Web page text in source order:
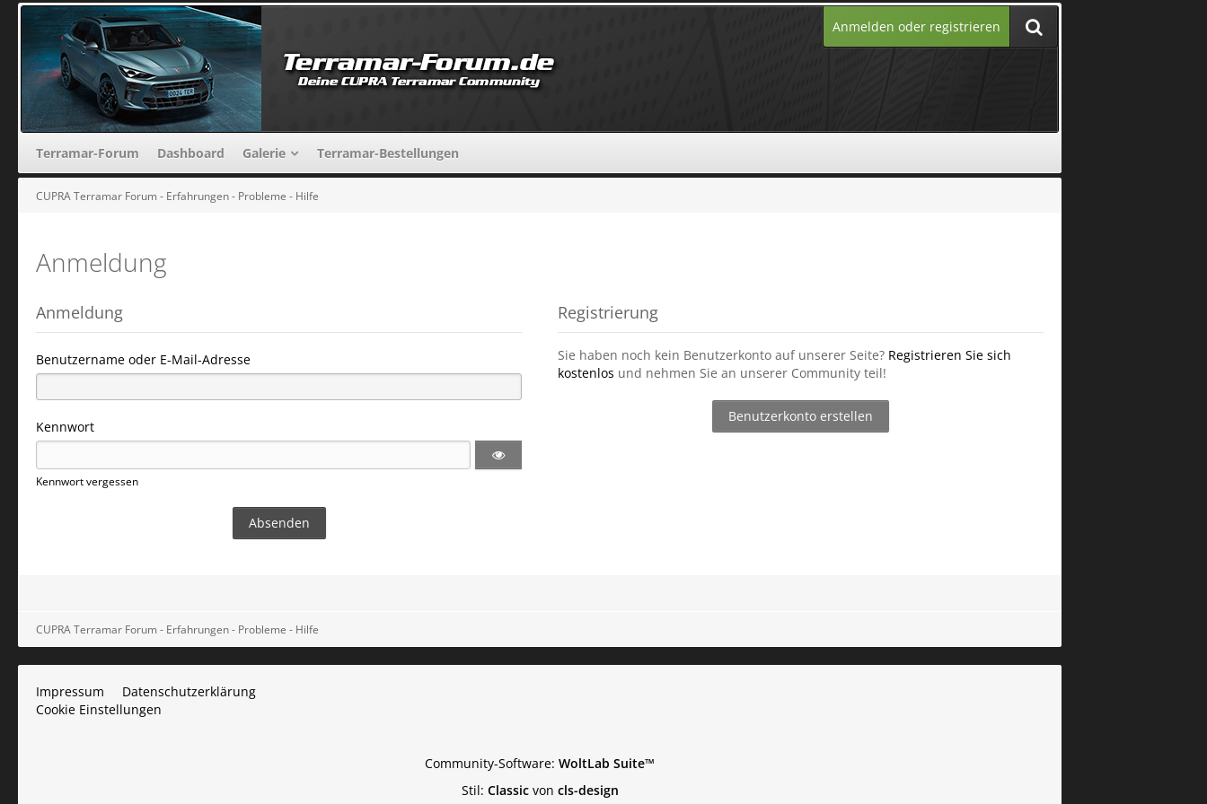
Anmelden oder registrieren
Terramar-Forum Dashboard Galerie Terramar-Bestellungen
CUPRA Terramar Forum - Erfahrungen - Probleme - Hilfe
Anmeldung
Anmeldung
Benutzername oder E-Mail-Adresse
Kennwort
Kennwort vergessen
Registrierung
Sie haben noch kein Benutzerkonto auf unserer Seite? Registrieren Sie sich
kostenlos und nehmen Sie an unserer Community teil!
Benutzerkonto erstellen
CUPRA Terramar Forum - Erfahrungen - Probleme - Hilfe
Impressum
Datenschutzerklärung
Cookie Einstellungen
Community-Software: WoltLab Suite™
Stil: Classicvon cls-design